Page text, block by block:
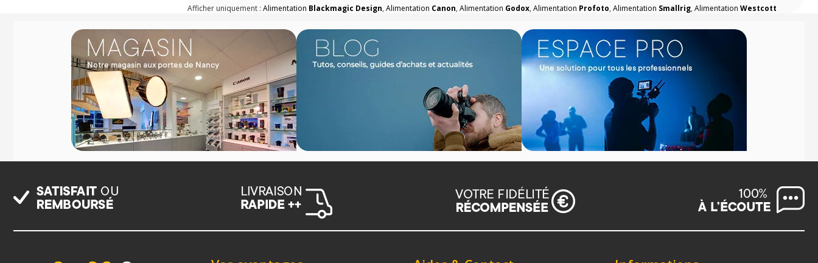
Afficher uniquement :Alimentation Blackmagic Design,Alimentation Canon,Alimentation Godox,Alimentation Profoto,Alimentation Smallrig,AlimentationWestcott